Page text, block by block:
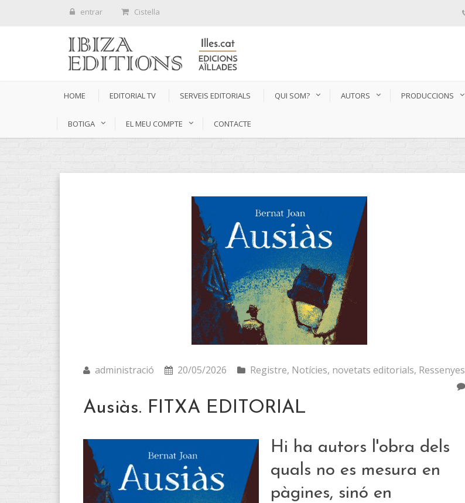
entrar Cistella
HOME EDITORIAL TV SERVEIS EDITORIALS QUI SOM? AUTORS PRODUCCIONS
BOTIGA EL MEU COMPTE CONTACTE
administració 20/05/2026 Registre, Notícies, novetats editorials, Ressenyes
Ausiàs. FITXA EDITORIAL
Hi ha autors l'obra dels
quals no es mesura en
pàgines, sinó en